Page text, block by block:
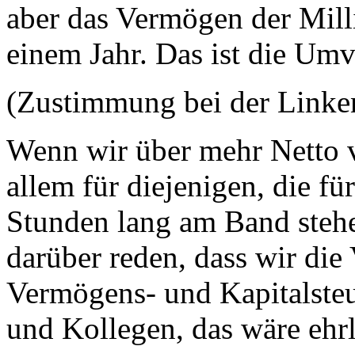
aber das Vermögen der
einem Jahr. Das ist die
(Zustimmung bei der
Wenn wir über mehr
allem für diejenigen, die
Stunden lang am Band
darüber reden, dass wir
Vermögens- und
und Kollegen, das wäre